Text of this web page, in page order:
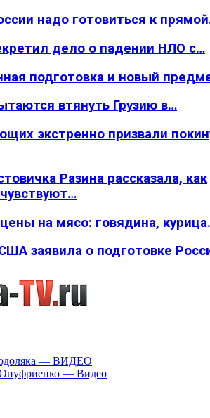
надо готовиться к
дело о падении НЛО с…
подготовка и новый
втянуть Грузию в…
экстренно призвали
Разина рассказала, как
на мясо: говядина,
заявила о подготовке
— ВИДЕО
— Видео